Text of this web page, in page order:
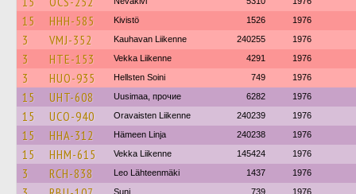
15 HHH-585 Kivistö 1526 1976
3 VMJ-352 Kauhavan Liikenne 240255 1976
3 HTE-153 Vekka Liikenne 4291 1976
3 HUO-935 Hellsten Soini 749 1976
15 UHT-608 Uusimaa, прочие 6282 1976
15 UCO-940 Oravaisten Liikenne 240239 1976
15 HHA-312 Hämeen Linja 240238 1976
15 HHM-615 Vekka Liikenne 145424 1976
3 RCH-838 Leo Lähteenmäki 1437 1976
Suni 739 1976